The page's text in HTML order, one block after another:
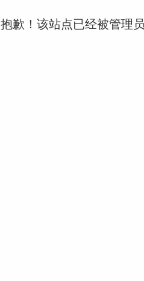
抱歉！该站点已经被管理